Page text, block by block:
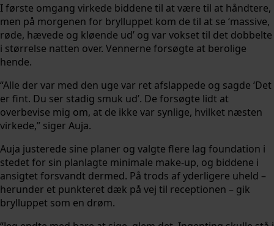
I første omgang virkede biddene til at være til at håndtere,
men på morgenen for brylluppet kom de til at se ‘massive,
røde, hævede og kløende ud’ og var vokset til det dobbelte
i størrelse natten over. Vennerne forsøgte at berolige
hende.
“Alle der var med den uge var ret afslappede og sagde ‘Det
er fint. Du ser stadig smuk ud’. De forsøgte lidt at
overbevise mig om, at de ikke var synlige, hvilket næsten
virkede,” siger Auja.
Auja justerede sine planer og valgte flere lag foundation i
stedet for sin planlagte minimale make-up, og biddene i
ansigtet forsvandt dermed. På trods af yderligere uheld –
herunder et punkteret dæk på vej til receptionen – gik
brylluppet som en drøm.